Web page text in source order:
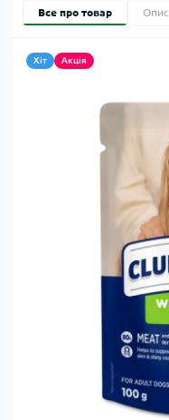
Все про товар Опис
Хіт Акція